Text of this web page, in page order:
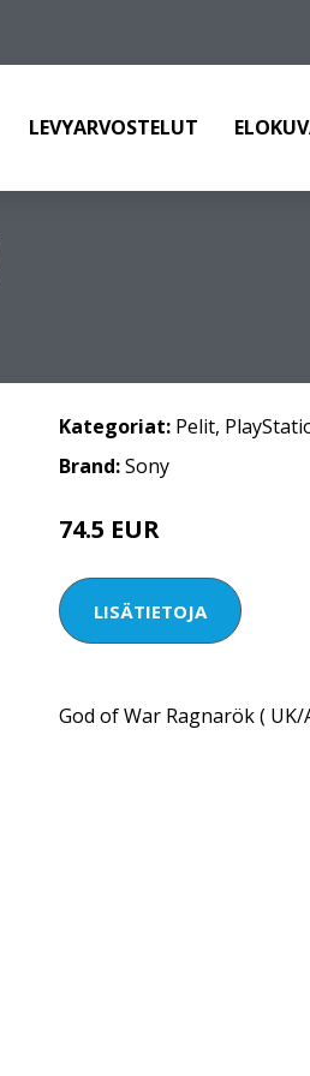
LEVYARVOSTELUT
Kategoriat: Pelit,
Brand:Sony
74.5 EUR
LISÄTIETOJA
God of War Ragnarök ( UK/